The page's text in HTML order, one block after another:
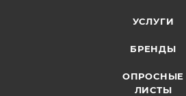
УСЛУГИ
БРЕНДЫ
ОПРОСНЫЕ
ЛИСТЫ